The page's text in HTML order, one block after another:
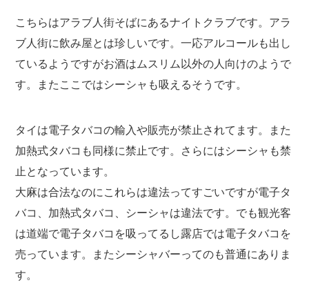
こちらはアラブ人街そばにあるナイトクラブです。アラ
ブ人街に飲み屋とは珍しいです。一応アルコールも出し
ているようですがお酒はムスリム以外の人向けのようで
す。またここではシーシャも吸えるそうです。
タイは電子タバコの輸入や販売が禁止されてます。また
加熱式タバコも同様に禁止です。さらにはシーシャも禁
止となっています。
大麻は合法なのにこれらは違法ってすごいですが電子タ
バコ、加熱式タバコ、シーシャは違法です。でも観光客
は道端で電子タバコを吸ってるし露店では電子タバコを
売っています。またシーシャバーってのも普通にありま
す。